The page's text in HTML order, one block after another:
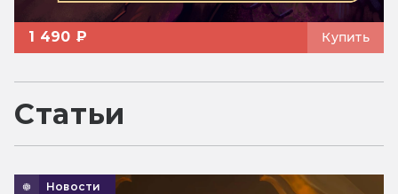
1 490 ₽ Купить
Статьи
Новости